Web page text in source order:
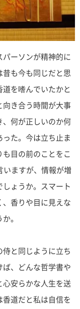
パーソンが精神的に
も今も同じだと思
を嗜んでいたかと
き合う時間が大事
何が正しいのか何
た。今は立ち止ま
目の前のことをこ
いますが、情報が増
ょうか。スマート
香りや目に見えな
。
侍と同じように立ち
、どんな哲学書や
安らかな人生を送
道だと私は自信を